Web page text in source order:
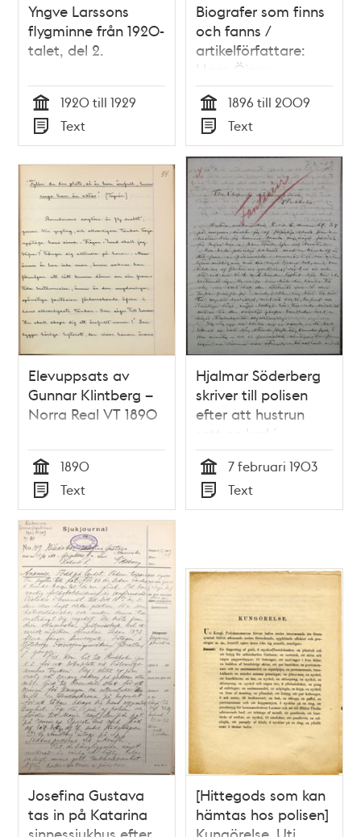
Yngve Larssons
flygminne från 1920-
talet, del 2.
Tid
1920 till 1929
Typ
Text
Biografer som finns
och fanns /
artikelförfattare:
Hans Öjmyr
Tid
1896 till 2009
Typ
Text
Elevuppsats av
Gunnar Klintberg –
Norra Real VT 1890
Tid
1890
Typ
Text
Hjalmar Söderberg
skriver till polisen
efter att hustrun
sett en karl i
sovrummet
Tid
7 februari 1903
Typ
Text
Josefina Gustava
tas in på Katarina
[Hittegods som kan
hämtas hos polisen]